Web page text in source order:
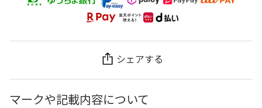
シェアする
マークや記載内容について